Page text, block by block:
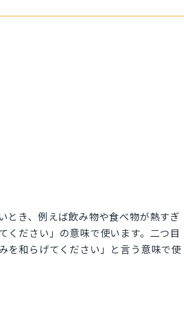
き、例えば飲み物や食べ物が熱すぎ
ください」の意味で使います。二つ目
を和らげてください」と言う意味で使